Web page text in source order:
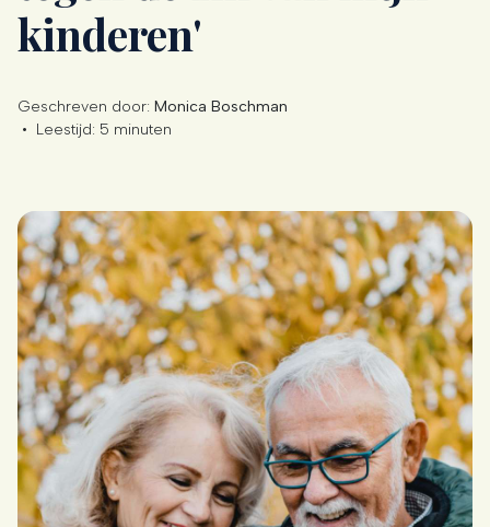
kinderen'
Geschreven door: Monica Boschman
• Leestijd: 5 minuten